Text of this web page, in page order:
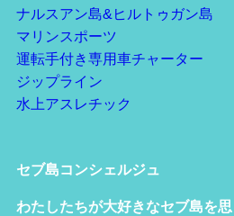
ナルスアン島&ヒルトゥガン島
マリンスポーツ
運転手付き専用車チャーター
ジップライン
水上アスレチック
セブ島コンシェルジュ
わたしたちが大好きなセブ島を